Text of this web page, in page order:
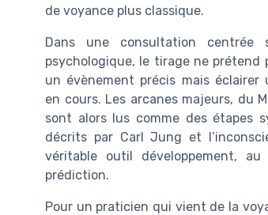
de voyance plus classique.
Dans une consultation
psychologique, le tirage ne prétend
un évènement précis mais éclairer
en cours. Les arcanes majeurs, du
sont alors lus comme des étapes
décrits par Carl Jung et
véritable outil développement,
prédiction.
Pour un praticien qui vient de la